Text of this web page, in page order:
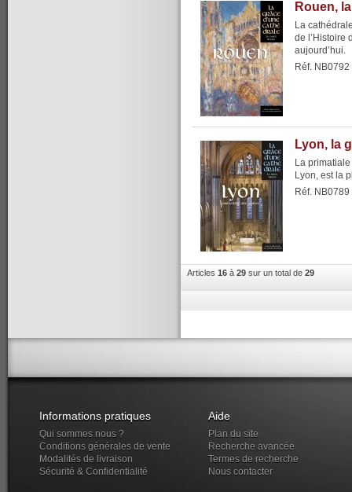
Rouen,
La
de l’Histoire
aujourd’hui.
Réf. NB0792
Lyon, la
La
Lyon, est la
Réf. NB0789
Articles 16 à 29 sur un total de 29
Informations pratiques
Qui sommes nous ?
Conditions générales de vente
Modalités de livraison
Sécurité & Confidentialité
Aide
Plan du site
Recherche avancée
Termes de recherche
Nous contacter